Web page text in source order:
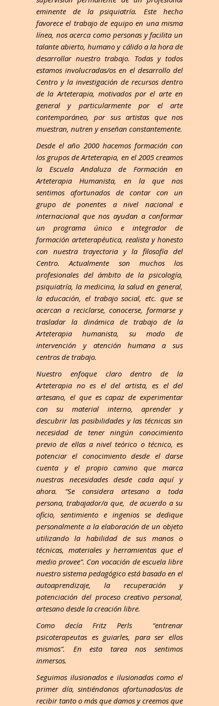
eminente de la psiquiatría. Este hecho
favorece el trabajo de equipo en una misma
línea, nos acerca como personas y facilita un
talante abierto, humano y cálido a la hora de
desarrollar nuestro trabajo. Todas y todos
estamos involucradas/os en el desarrollo del
Centro y la investigación de recursos dentro
de la Arteterapia, motivados por el arte en
general y particularmente por el arte
contemporáneo, por sus artistas que nos
muestran, nutren y enseñan constantemente.
Desde el año 2000 hacemos formación con
los grupos de Arteterapia, en el 2005 creamos
la Escuela Andaluza de Formación en
Arteterapia Humanista, en la que nos
sentimos afortunados de contar con un
grupo de ponentes a nivel nacional e
internacional que nos ayudan a conformar
un programa único e integrador de
formación arteterapéutica, realista y honesto
con nuestra trayectoria y la filosofía del
Centro. Actualmente son muchos los
profesionales del ámbito de la psicología,
psiquiatría, la medicina, la salud en general,
la educación, el trabajo social, etc. que se
acercan a reciclarse, conocerse, formarse y
trasladar la dinámica de trabajo de la
Arteterapia humanista, su modo de
intervención y atención humana a sus
centros de trabajo.
Nuestro enfoque claro dentro de la
Arteterapia no es el del artista, es el del
artesano, el que es capaz de experimentar
con su material interno, aprender y
descubrir las posibilidades y las técnicas sin
necesidad de tener ningún conocimiento
previo de ellas a nivel teórico o técnico, es
potenciar el conocimiento desde el darse
cuenta y el propio camino que marca
nuestras necesidades desde cada aquí y
ahora. “Se considera artesano a toda
persona, trabajador/a que, de acuerdo a su
oficio, sentimiento e ingenios se dedique
personalmente a la elaboración de un objeto
utilizando la habilidad de sus manos o
técnicas, materiales y herramientas que el
medio provee”. Con vocación de escuela libre
nuestro sistema pedagógico está basado en el
autoaprendizaje, la recuperación y
potenciación del proceso creativo personal,
artesano desde la creación libre.
Como decía Fritz Perls “entrenar
psicoterapeutas es guiarles, para ser ellos
mismos”. En esta tarea nos sentimos
inmersos.
Seguimos ilusionados e ilusionadas como el
primer día, sintiéndonos afortunados/as de
recibir tanto o más que damos y creemos que